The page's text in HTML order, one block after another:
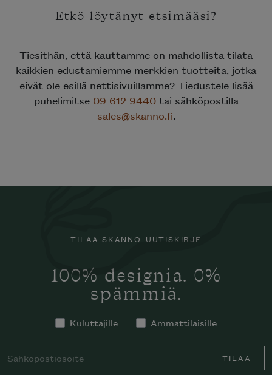
Etkö löytänyt etsimääsi?
Tiesithän, että kauttamme on mahdollista tilata
kaikkien edustamiemme merkkien tuotteita, jotka
eivät ole esillä nettisivuillamme? Tiedustele lisää
puhelimitse 09 612 9440tai sähköpostilla
sales@skanno.fi.
TILAA SKANNO-UUTISKIRJE
100% designia. 0%
spämmiä.
Kuluttajille Ammattilaisille
TILAA